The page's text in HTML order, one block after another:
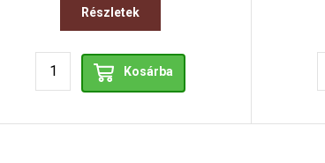
Részletek
Kosárba